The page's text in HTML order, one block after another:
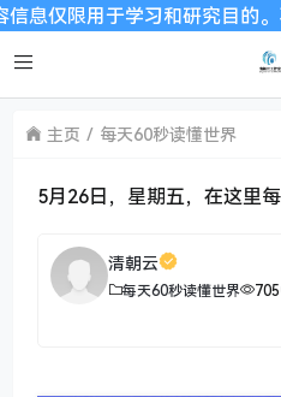
限用于学习和研究目的。不
主页 每天60秒读懂世界
5月26日，星期五，在这里
清朝云
每天60秒读懂世界 705